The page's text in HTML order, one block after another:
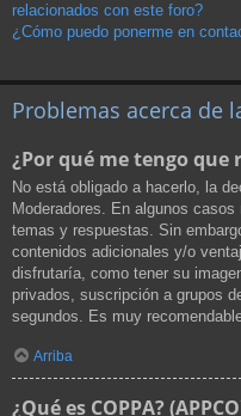
relacionados con este foro?
¿Cómo puedo ponerme en
Problemas acerca de
¿Por qué me tengo que
No está obligado a hacerlo, la
Moderadores. En algunos
temas y respuestas. Sin
contenidos adicionales y/o
disfrutaría, como tener su
privados, suscripción a grupos
segundos. Es muy
Arriba
¿Qué es COPPA?